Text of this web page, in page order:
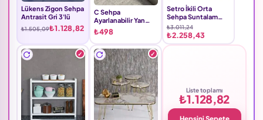
Lükens Zigon Sehpa
Antrasit Gri 3'lü
₺1.505,09₺1.128,82
C Sehpa
Ayarlanabilir Yan
Sehpa Suntalam
Kahverengi
₺498
Setro İkili Orta
Sehpa Suntalam
Ekru
₺3.011,24
₺2.258,43
Liste toplamı
₺1.128,82